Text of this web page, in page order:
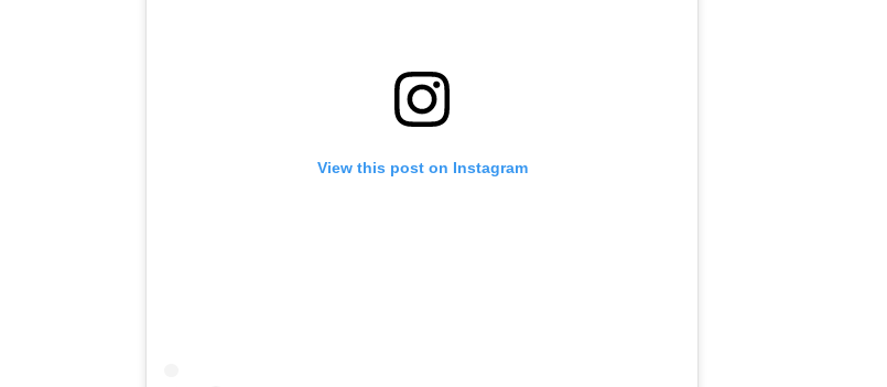
View this post on Instagram